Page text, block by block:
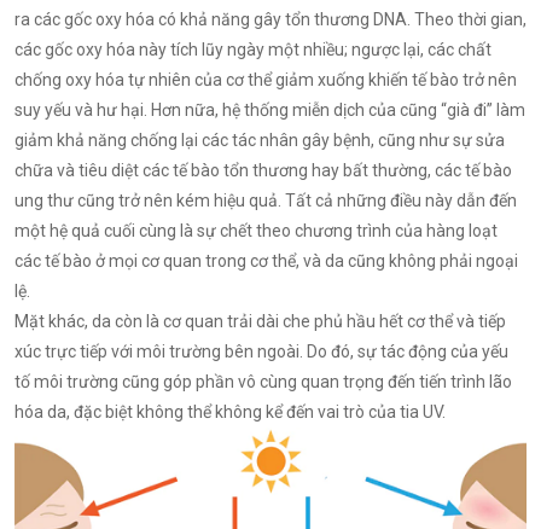
ra các gốc oxy hóa có khả năng gây tổn thương DNA. Theo thời gian,
các gốc oxy hóa này tích lũy ngày một nhiều; ngược lại, các chất
chống oxy hóa tự nhiên của cơ thể giảm xuống khiến tế bào trở nên
suy yếu và hư hại. Hơn nữa, hệ thống miễn dịch của cũng “già đi” làm
giảm khả năng chống lại các tác nhân gây bệnh, cũng như sự sửa
chữa và tiêu diệt các tế bào tổn thương hay bất thường, các tế bào
ung thư cũng trở nên kém hiệu quả. Tất cả những điều này dẫn đến
một hệ quả cuối cùng là sự chết theo chương trình của hàng loạt
các tế bào ở mọi cơ quan trong cơ thể, và da cũng không phải ngoại
lệ.
Mặt khác, da còn là cơ quan trải dài che phủ hầu hết cơ thể và tiếp
xúc trực tiếp với môi trường bên ngoài. Do đó, sự tác động của yếu
tố môi trường cũng góp phần vô cùng quan trọng đến tiến trình lão
hóa da, đặc biệt không thể không kể đến vai trò của tia UV.